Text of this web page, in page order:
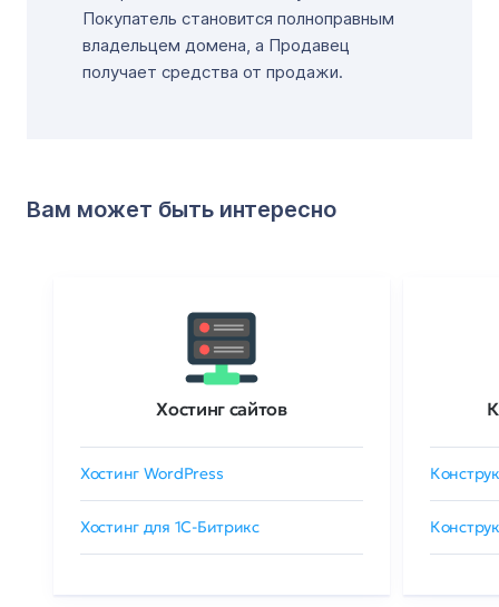
Покупатель становится полноправным
владельцем домена, а Продавец
получает средства от продажи.
Вам может быть интересно
Хостинг сайтов
Хостинг WordPress
Хостинг для 1C-Битрикс